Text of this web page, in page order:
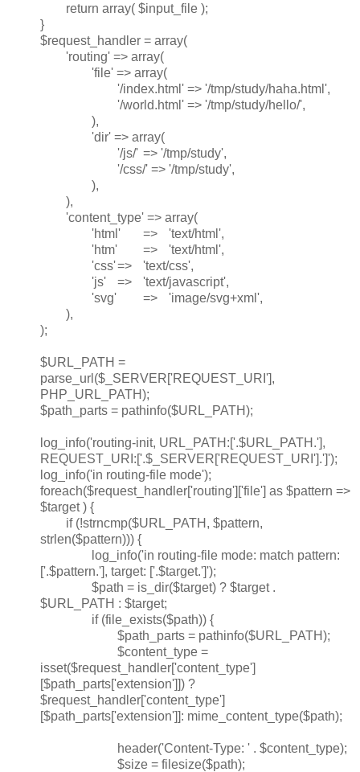
return array( $input_file );
}
$request_handler = array(
'routing' => array(
'file' => array(
'/index.html' => '/tmp/study/haha.html',
'/world.html' => '/tmp/study/hello/',
),
'dir' => array(
'/js/' => '/tmp/study',
'/css/' => '/tmp/study',
),
),
'content_type' => array(
'html'
=>
'text/html',
'htm'
=>
'text/html',
'css'=>
'text/css',
'js'
=>
'text/javascript',
'svg'
=>
'image/svg+xml',
),
);
$URL_PATH =
parse_url($_SERVER['REQUEST_URI'],
PHP_URL_PATH);
$path_parts = pathinfo($URL_PATH);
log_info('routing-init, URL_PATH:['.$URL_PATH.'],
REQUEST_URI:['.$_SERVER['REQUEST_URI'].']');
log_info('in routing-file mode');
foreach($request_handler['routing']['file'] as $pattern =>
$target ) {
if (!strncmp($URL_PATH, $pattern,
strlen($pattern))) {
log_info('in routing-file mode: match pattern:
['.$pattern.'], target: ['.$target.']');
$path = is_dir($target) ? $target .
$URL_PATH : $target;
if (file_exists($path)) {
$path_parts = pathinfo($URL_PATH);
$content_type =
isset($request_handler['content_type']
[$path_parts['extension']]) ?
$request_handler['content_type']
[$path_parts['extension']]: mime_content_type($path);
header('Content-Type: ' . $content_type);
$size = filesize($path);